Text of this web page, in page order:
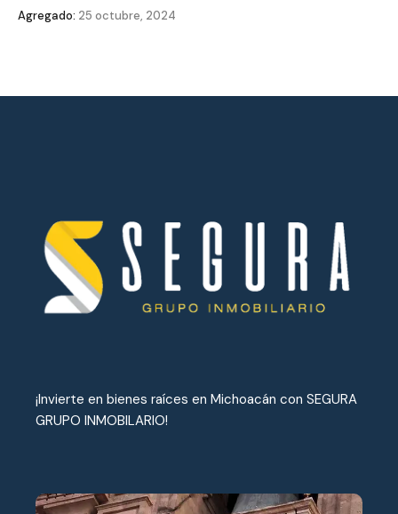
Agregado: 25 octubre, 2024
¡Invierte en bienes raíces en Michoacán con SEGURA
GRUPO INMOBILARIO!